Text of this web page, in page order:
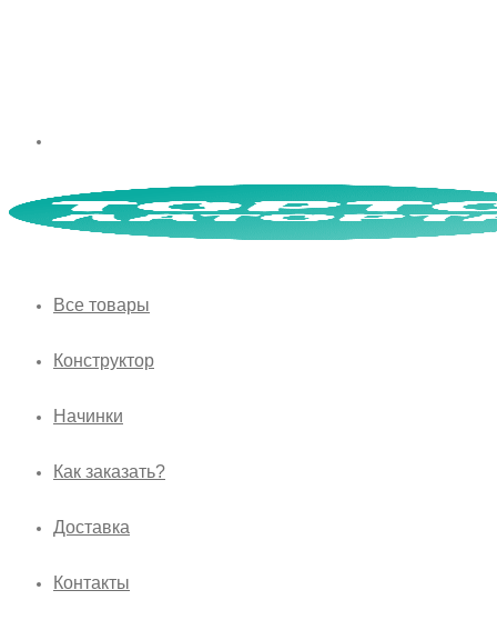
Все товары
Конструктор
Начинки
Как заказать?
Доставка
Контакты